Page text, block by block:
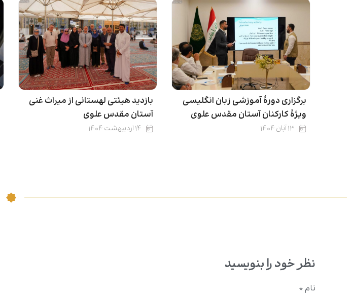
برگزاری دورۀ آموزشی زبان انگلیسی
ویژۀ کارکنان آستان مقدس علوی
۱۳ آبان ۱۴۰۴
بازدید هیئتی لهستانی از میراث غنی
آستان مقدس علوی
۱۴ اردیبهشت ۱۴۰۴
نظر خود را بنویسید
نام *